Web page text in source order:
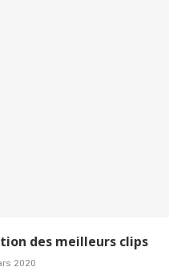
des meilleurs clips
2020